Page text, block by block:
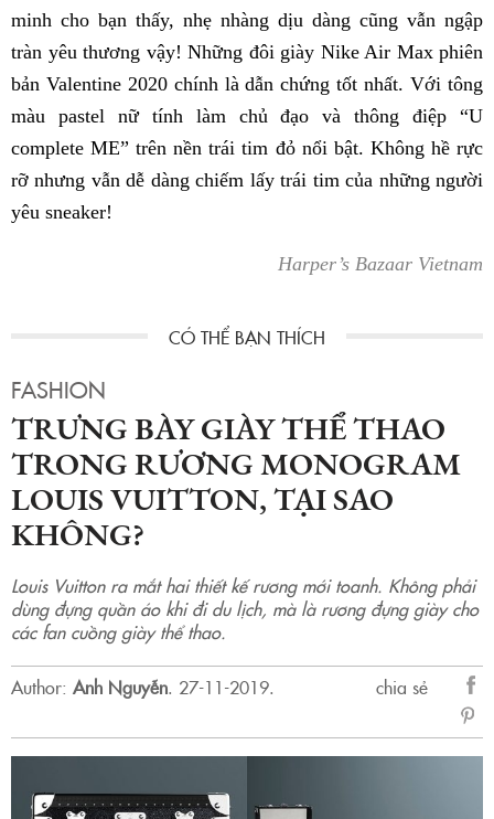
minh cho bạn thấy, nhẹ nhàng dịu dàng cũng vẫn ngập
tràn yêu thương vậy! Những đôi giày Nike Air Max phiên
bản Valentine 2020 chính là dẫn chứng tốt nhất. Với tông
màu pastel nữ tính làm chủ đạo và thông điệp “U
complete ME” trên nền trái tim đỏ nổi bật. Không hề rực
rỡ nhưng vẫn dễ dàng chiếm lấy trái tim của những người
yêu sneaker!
Harper’s Bazaar Vietnam
FASHION
TRƯNG BÀY GIÀY THỂ THAO
TRONG RƯƠNG MONOGRAM
LOUIS VUITTON, TẠI SAO
KHÔNG?
Louis Vuitton ra mắt hai thiết kế rương mới toanh. Không phải
dùng đựng quần áo khi đi du lịch, mà là rương đựng giày cho
các fan cuồng giày thể thao.
Author: Anh Nguyễn. 27-11-2019.
chia sẻ
sẻ